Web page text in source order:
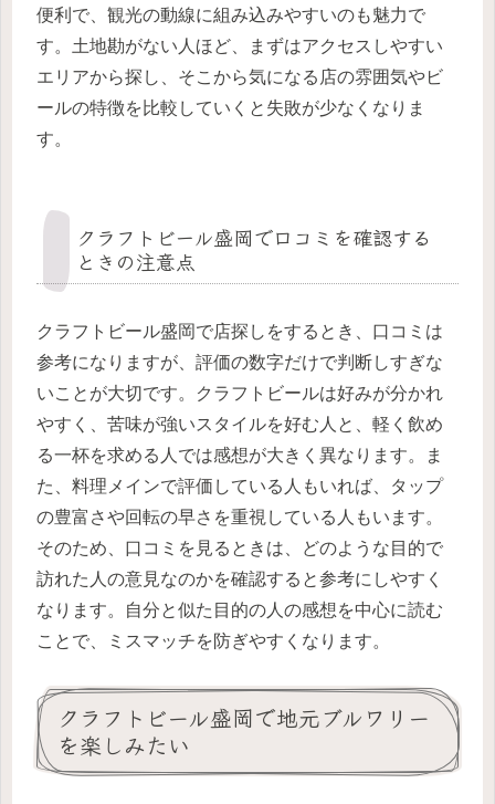
便利で、観光の動線に組み込みやすいのも魅力で
す。土地勘がない人ほど、まずはアクセスしやすい
エリアから探し、そこから気になる店の雰囲気やビ
ールの特徴を比較していくと失敗が少なくなりま
す。
クラフトビール盛岡で口コミを確認する
ときの注意点
クラフトビール盛岡で店探しをするとき、口コミは
参考になりますが、評価の数字だけで判断しすぎな
いことが大切です。クラフトビールは好みが分かれ
やすく、苦味が強いスタイルを好む人と、軽く飲め
る一杯を求める人では感想が大きく異なります。ま
た、料理メインで評価している人もいれば、タップ
の豊富さや回転の早さを重視している人もいます。
そのため、口コミを見るときは、どのような目的で
訪れた人の意見なのかを確認すると参考にしやすく
なります。自分と似た目的の人の感想を中心に読む
ことで、ミスマッチを防ぎやすくなります。
クラフトビール盛岡で地元ブルワリー
を楽しみたい